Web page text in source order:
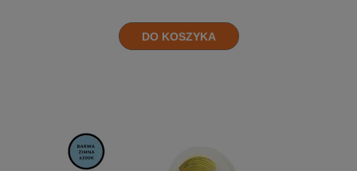
DO KOSZYKA